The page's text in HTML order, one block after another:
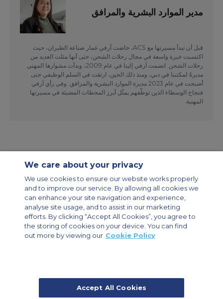
مدير الموارد البشرية والمرافق
قبل أن تبدأ مسيرتها مع ACS، خاضت آرفي غمار صناعة الطيران، حيث
اكتسبت خبرة واسعة في مجال رحلات الشحن، حتى أنها مثلت العديد من
رحلات الشحن. انضمت آرفي إلينا في عام 2009، وبدأت مشوارها المهني
مديرةً لمكتبنا في دبي، ومنذ ذلك الحين، ارتقت في السلم الوظيفي حتى
أصبحت في عام 2023 مديرة الموارد البشرية والمرافق. وفي رأي آرفي
فنجاح الوسطاء الذين توظّفهم يمثّل أبرز المحطات المضيئة في مسيرتها
المهنية.
اتصل بنا عن الشركة خريطة الموقع
مواقع ACS
سياسة سجل التصفّح
الطائرات المؤجرة الخاصة
المجموعة الميثاق تأجير طائرات الشحن دليل الطائرة
Private Charter App
We care about your privacy
We use cookies to ensure our website works properly
and to improve our service. By allowing all cookies we
can enhance your site navigation and experience,
analyse site usage, and to assist in our marketing
efforts. By clicking “Accept All Cookies”, you agree to
the storing of cookies on your device. You can find
out more by viewing our Cookie Policy
Accept All Cookies